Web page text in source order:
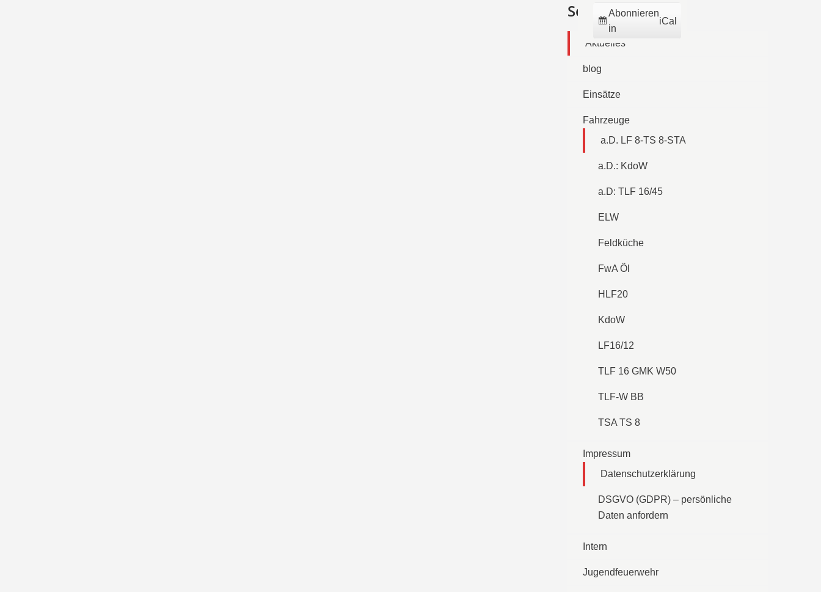
Abonnieren
in
iCal
Seiten
Aktuelles
blog
Einsätze
Fahrzeuge
a.D. LF 8-TS 8-STA
a.D.: KdoW
a.D: TLF 16/45
ELW
Feldküche
FwA Öl
HLF20
KdoW
LF16/12
TLF 16 GMK W50
TLF-W BB
TSA TS 8
Impressum
Datenschutzerklärung
DSGVO (GDPR) – persönliche
Daten anfordern
Intern
Jugendfeuerwehr